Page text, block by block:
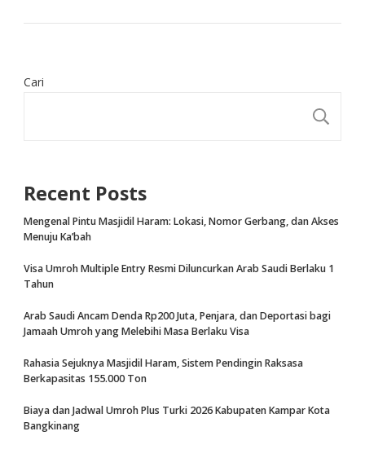
Cari
Recent Posts
Mengenal Pintu Masjidil Haram: Lokasi, Nomor Gerbang, dan Akses
Menuju Ka’bah
Visa Umroh Multiple Entry Resmi Diluncurkan Arab Saudi Berlaku 1
Tahun
Arab Saudi Ancam Denda Rp200 Juta, Penjara, dan Deportasi bagi
Jamaah Umroh yang Melebihi Masa Berlaku Visa
Rahasia Sejuknya Masjidil Haram, Sistem Pendingin Raksasa
Berkapasitas 155.000 Ton
Biaya dan Jadwal Umroh Plus Turki 2026 Kabupaten Kampar Kota
Bangkinang